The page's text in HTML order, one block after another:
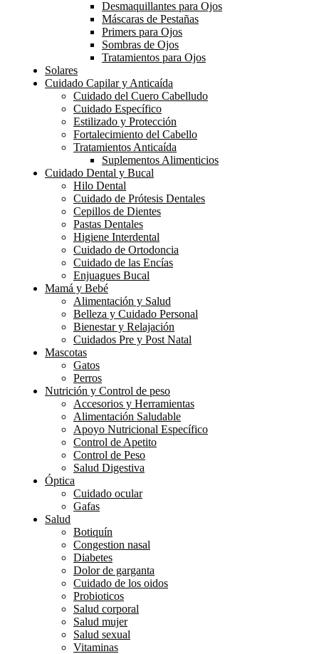
Desmaquillantes para Ojos
Máscaras de Pestañas
Primers para Ojos
Sombras de Ojos
Tratamientos para Ojos
Solares
Cuidado Capilar y Anticaída
Cuidado del Cuero Cabelludo
Cuidado Específico
Estilizado y Protección
Fortalecimiento del Cabello
Tratamientos Anticaída
Suplementos Alimenticios
Cuidado Dental y Bucal
Hilo Dental
Cuidado de Prótesis Dentales
Cepillos de Dientes
Pastas Dentales
Higiene Interdental
Cuidado de Ortodoncia
Cuidado de las Encías
Enjuagues Bucal
Mamá y Bebé
Alimentación y Salud
Belleza y Cuidado Personal
Bienestar y Relajación
Cuidados Pre y Post Natal
Mascotas
Gatos
Perros
Nutrición y Control de peso
Accesorios y Herramientas
Alimentación Saludable
Apoyo Nutricional Específico
Control de Apetito
Control de Peso
Salud Digestiva
Óptica
Cuidado ocular
Gafas
Salud
Botiquín
Congestion nasal
Diabetes
Dolor de garganta
Cuidado de los oidos
Probioticos
Salud corporal
Salud mujer
Salud sexual
Vitaminas